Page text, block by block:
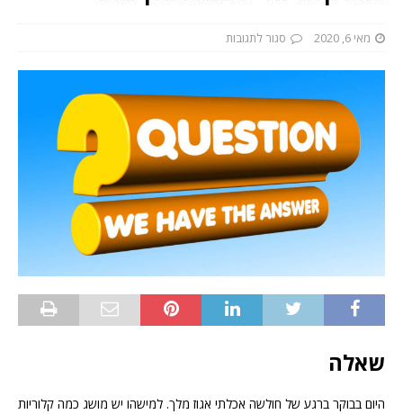
מאי 6, 2020 סגור לתגובות
שאלה
היום בבוקר ברגע של חולשה אכלתי אגוז מלך. למישהו יש מושג כמה קלוריות